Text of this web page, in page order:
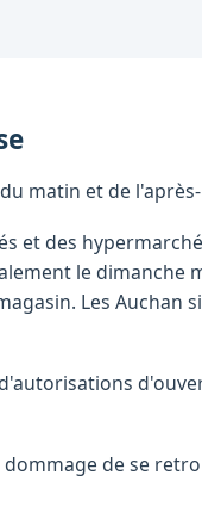
matin et de
et des
le dimanche
Les Auchan
de se